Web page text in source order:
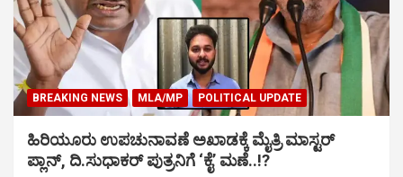
BREAKING NEWS MLA/MP POLITICAL UPDATE
ಹಿರಿಯೂರು ಉಪಚುನಾವಣೆ ಅಖಾಡಕ್ಕೆ ಮೈತ್ರಿ ಮಾಸ್ಟರ್
ಪ್ಲಾನ್, ದಿ.ಸುಧಾಕರ್ ಪುತ್ರನಿಗೆ ‘ಕೈ’ ಮಣೆ..!?